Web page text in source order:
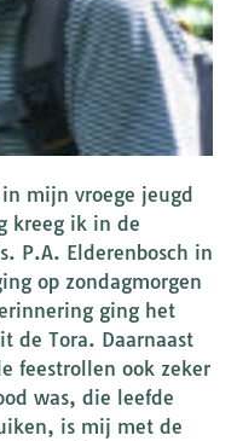
mijn vroege jeugd
kreeg ik in de
P.A. Elderenbosch in
op zondagmorgen
ging het
de Tora. Daarnaast
feestrollen ook zeker
was, die leefde
is mij met de